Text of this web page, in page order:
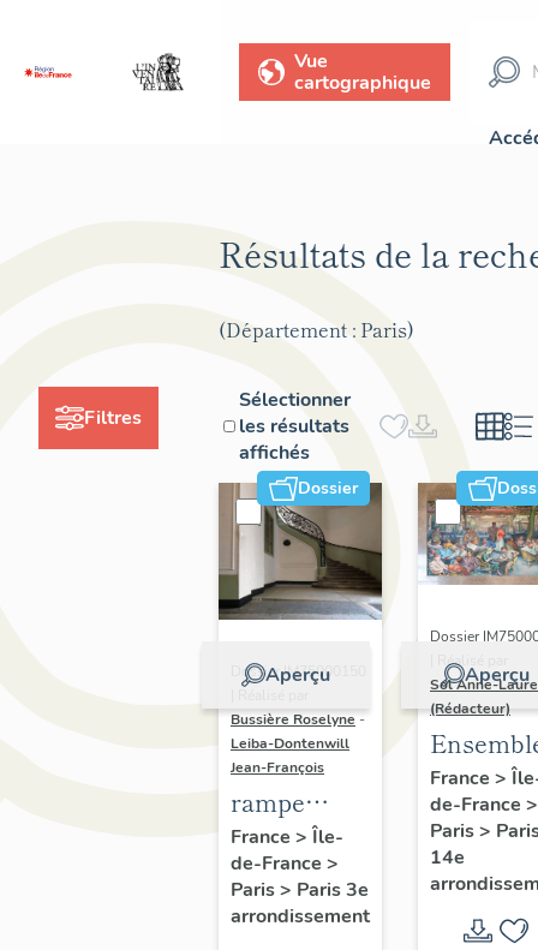
Vue
cartographique
Filtres
Résultats de la
(Département : Paris)
Sélectionner
les résultats
affichés
Dossier
Aperçu
Dossier IM75000150
Bussière Roselyne -
Leiba-Dontenwill
Jean-François
rampe
d'appui,
escalier de
la maison à
France > Île-
de-France >
Paris> Paris 3e
arrondissement
Aperçu
Dossier
| Réalisé par
Sol Anne-Laure
(Rédacteur)
de 4
scènes
et rurales
France >
de-France >
Paris>
14e